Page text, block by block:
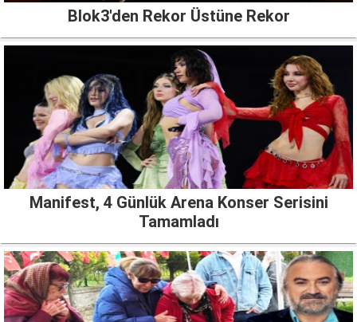
Blok3'den Rekor Üstüne Rekor
Manifest, 4 Günlük Arena Konser Serisini
Tamamladı